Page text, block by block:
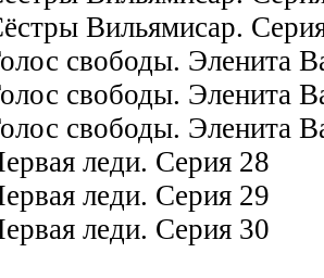
Вильямисар.
свободы. Эленита
свободы. Эленита
свободы. Эленита
леди. Серия 28
леди. Серия 29
леди. Серия 30